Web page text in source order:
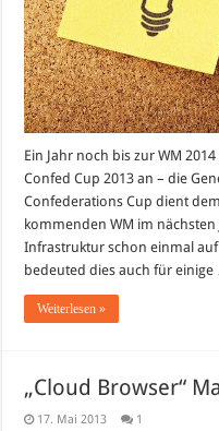
Ein Jahr noch bis zur WM
Confed Cup 2013 an – die
Confederations Cup dient
kommenden WM im
Infrastruktur schon einmal
bedeuted dies auch für
Weiterlesen »
„Cloud Browser“
17. Mai 2013 1